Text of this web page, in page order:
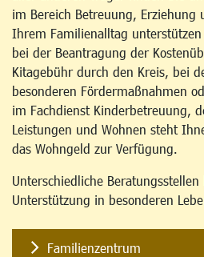
im Bereich Betreuung, Erziehung
Ihrem Familienalltag
bei der Beantragung der
Kitagebühr durch den Kreis, bei
besonderen Fördermaßnahmen
im Fachdienst Kinderbetreuung,
Leistungen und Wohnen steht
das Wohngeld zur Verfügung.
Unterschiedliche
Unterstützung in besonderen
Familienzentrum